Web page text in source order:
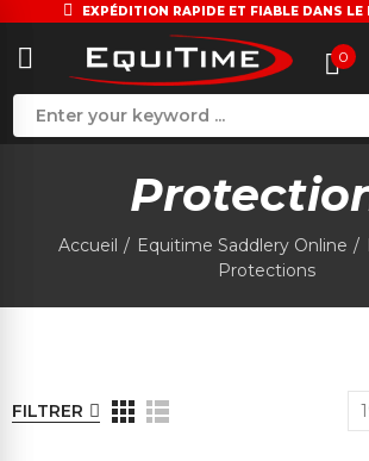
EXPÉDITION RAPIDE ET FIABLE DANS LE
0
Accueil Equitime Saddlery Online
Protections
FILTRER